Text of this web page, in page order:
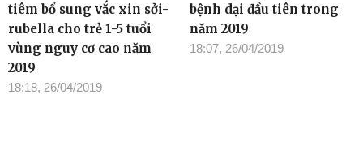
tiêm bổ sung vắc xin sởi-
rubella cho trẻ 1-5 tuổi
vùng nguy cơ cao năm
2019
18:18, 26/04/2019
bệnh dại đầu tiên trong
năm 2019
18:07, 26/04/2019